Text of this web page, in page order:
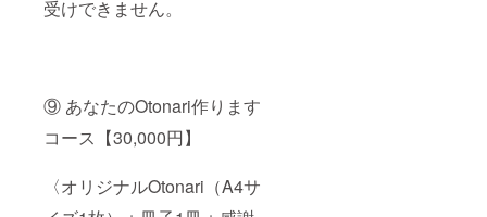
受けできません。
⑨ あなたのOtonari作ります
コース【30,000円】
〈オリジナルOtonari（A4サ